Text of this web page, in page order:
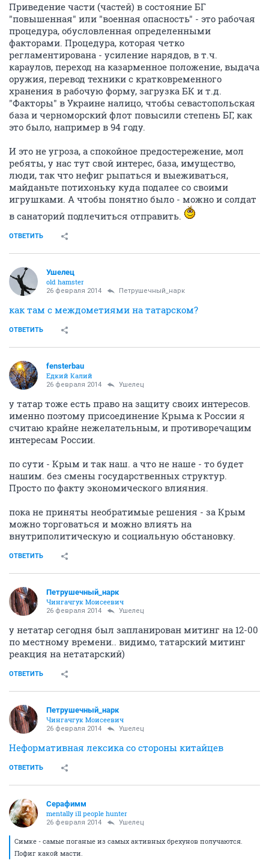
Приведение части (частей) в состояние БГ
"повышенная" или "военная опасность" - это рабочая
процедура, обусловленная определенными
факторами. Процедура, которая четко
регламентирована - усиление нарядов, в т.ч.
караулов, переход на казарменное положение, выдача
оружия, перевод техники с кратковременного
хранения в рабочую форму, загрузка БК и т.д.
"Факторы" в Украине налицо, чтобы севастопольская
база и черноморский флот повысили степень БГ, как
это было, например в 94 году.
И это не угроза, а спокойное предостережение, мол
ребяты, у нас тут свой интерес, база, имущество,
люди, так что нефиг рыпаться и выеживаться,
майданьте потихоньку куда подалее со своими
игрушками. А чтобы понятно было - можно и солдат
в санаторий подлечиться отправить.
ОТВЕТИТЬ
Ушелец
old hamster
26 февраля 2014 Петрушечный_нарк
как там с междометиями на татарском?
ОТВЕТИТЬ
fensterbau
Едкий Калий
26 февраля 2014 Ушелец
у татар тоже есть право на защиту своих интересов.
именно поэтому присоединение Крыма к России я
считаю крайне нежелательным, и противоречащим
интересам России.
по сути - Крым и так наш. а что не наше - то будет
нашим. без смены государственных структур.
Просто по факту экономического влияния.
пока не приняты необратимые решения - за Крым
можно торговаться и можно влиять на
внутриполитическую и социальную обстановку.
ОТВЕТИТЬ
Петрушечный_нарк
Чингачгук Моисеевич
26 февраля 2014 Ушелец
у нетатар сегодня был запланирован митинг на 12-00
по местному времени.. видимо, татарский митинг
реакция на нетатарский)
ОТВЕТИТЬ
Петрушечный_нарк
Чингачгук Моисеевич
26 февраля 2014 Ушелец
Неформативная лексика со стороны китайцев
ОТВЕТИТЬ
Серафимм
mentally ill people hunter
26 февраля 2014 Ушелец
Симке - самые поганые из самых активных брехунов получаются.
Пофиг какой масти.